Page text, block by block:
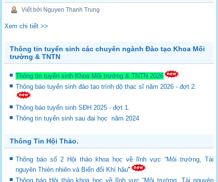
Viết bởi Nguyen Thanh Trung
Xem chi tiết >>
Thông tin tuyển sinh các chuyên ngành Đào tạo Khoa Môi
trường & TNTN
Thông tin tuyển sinh Khoa Môi trường & TNTN 2026
Thông báo tuyển sinh đào tạo trình dộ thạc sĩ năm 2026 - đợt 2.
Thông báo tuyển sinh SĐH 2025 - đợt 1.
Thông tin tuyển sinh sau đại học năm 2024
Thông Tin Hội Thảo.
Thông báo số 2 Hội thảo khoa học về lĩnh vực “Môi trường, Tài
nguyên Thiên nhiên và Biến đổi Khí hậu"
Thông báo Hội thảo khoa học về lĩnh vực “Môi trường, Tài nguyên